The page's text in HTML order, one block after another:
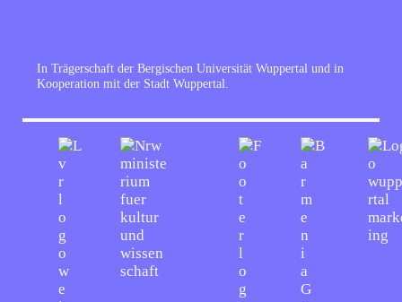
In Trägerschaft der Bergischen Universität Wuppertal und in
Kooperation mit der Stadt Wuppertal.